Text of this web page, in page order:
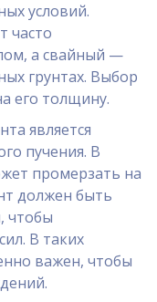
условий.
часто
а свайный —
грунтах. Выбор
его толщину.
является
пучения. В
промерзать на
должен быть
чтобы
В таких
важен, чтобы